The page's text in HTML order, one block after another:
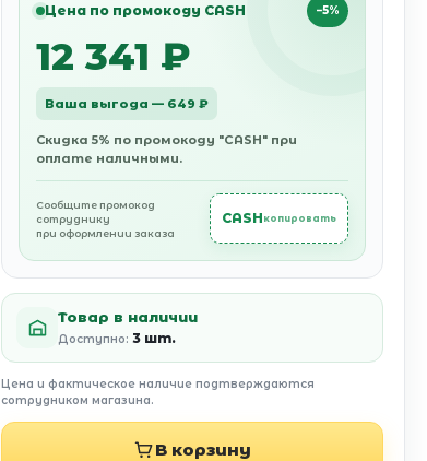
Цена по промокоду CASH −5%
12 341 ₽
Ваша выгода — 649 ₽
Скидка 5% по промокоду "CASH" при
оплате наличными.
Сообщите промокод
сотруднику
при оформлении заказа
CASH копировать
Товар в наличии
Доступно: 3 шт.
Цена и фактическое наличие подтверждаются
сотрудником магазина.
В корзину